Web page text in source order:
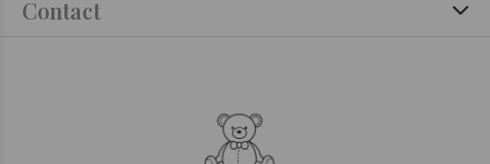
Contact